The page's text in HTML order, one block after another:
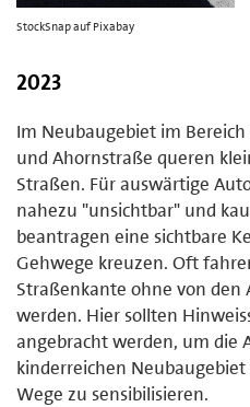
StockSnap auf Pixabay
2023
Im Neubaugebiet im
und Ahornstraße queren
Straßen. Für auswärtige
nahezu "unsichtbar" und
beantragen eine sichtbare
Gehwege kreuzen. Oft
Straßenkante ohne von
werden. Hier sollten
angebracht werden, um die
kinderreichen
Wege zu sensibilisieren.